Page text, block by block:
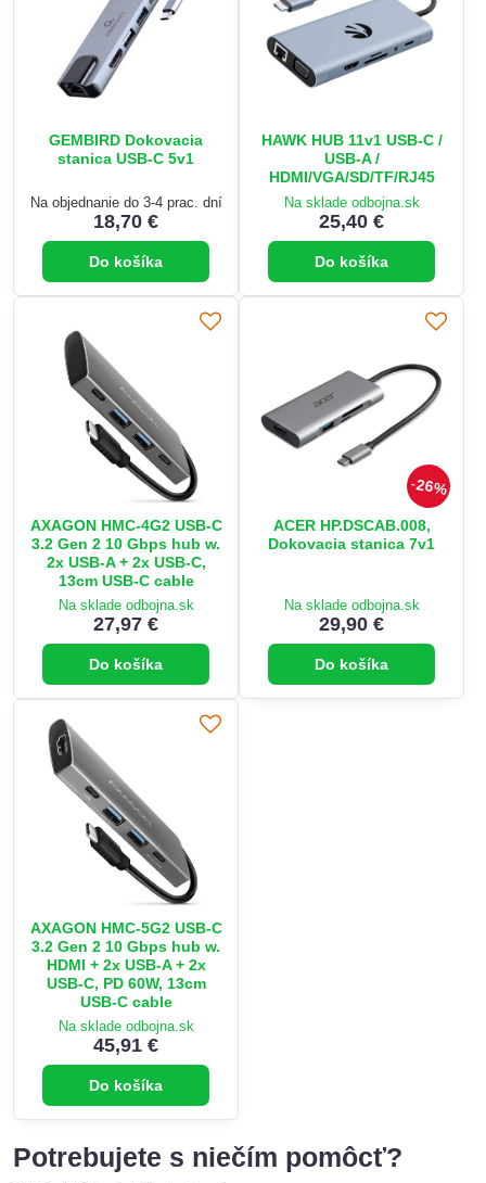
GEMBIRD Dokovacia
stanica USB-C 5v1
Na objednanie do 3-4 prac. dní
18,70 €
Do košíka
HAWK HUB 11v1 USB-C /
USB-A /
HDMI/VGA/SD/TF/RJ45
Na sklade odbojna.sk
25,40 €
Do košíka
AXAGON HMC-4G2 USB-C
3.2 Gen 2 10 Gbps hub w.
2x USB-A + 2x USB-C,
13cm USB-C cable
Na sklade odbojna.sk
27,97 €
Do košíka
26%
ACER HP.DSCAB.008,
Dokovacia stanica 7v1
Na sklade odbojna.sk
29,90 €
Do košíka
AXAGON HMC-5G2 USB-C
3.2 Gen 2 10 Gbps hub w.
HDMI + 2x USB-A + 2x
USB-C, PD 60W, 13cm
USB-C cable
Na sklade odbojna.sk
45,91 €
Do košíka
Potrebujete s niečím pomôcť?